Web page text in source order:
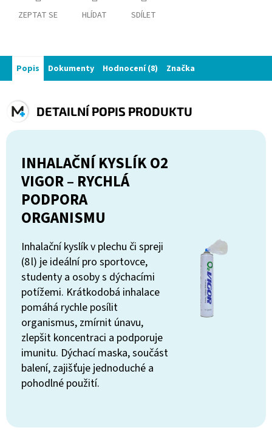
ZEPTAT SE HLÍDAT SDÍLET
Popis Dokumenty Hodnocení (8) Značka
DETAILNÍ POPIS PRODUKTU
INHALAČNÍ KYSLÍK O2
VIGOR – RYCHLÁ
PODPORA
ORGANISMU
Inhalační kyslík v plechu či spreji
(8 l) je ideální pro sportovce,
studenty a osoby s dýchacími
potížemi. Krátkodobá inhalace
pomáhá rychle posílit
organismus, zmírnit únavu,
zlepšit koncentraci a podporuje
imunitu. Dýchací maska, součást
balení, zajišťuje jednoduché a
pohodlné použití.